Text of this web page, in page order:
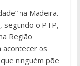
na Madeira.
segundo o PTP,
Região
acontecer os
ninguém põe